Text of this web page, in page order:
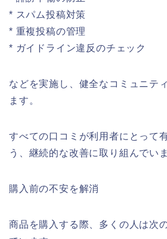
* スパム投稿対策
* 重複投稿の管理
* ガイドライン違反のチェック
などを実施し、健全なコミュニテ
ます。
すべての口コミが利用者にとって
う、継続的な改善に取り組んでいま
購入前の不安を解消
商品を購入する際、多くの人は次